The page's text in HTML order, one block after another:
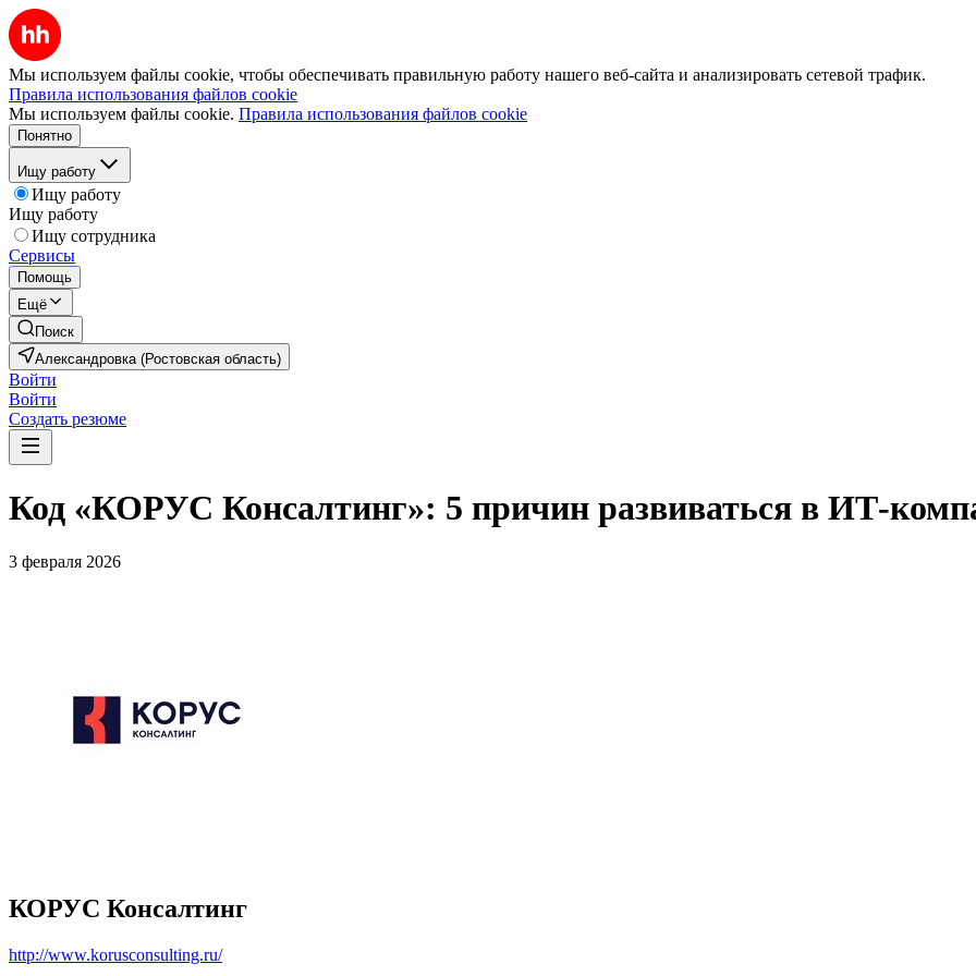
Мы используем файлы cookie, чтобы обеспечивать правильную работу нашего веб-сайта и анализировать сетевой трафик.
Правила использования файлов cookie
Мы используем файлы cookie. Правила использования файлов cookie
Понятно
Ищу работу
Ищу работу
Ищу работу
Ищу сотрудника
Сервисы
Помощь
Ещё
Поиск
Александровка (Ростовская область)
Войти
Войти
Создать резюме
Код «КОРУС Консалтинг»: 5 причин развиваться в ИТ-
3 февраля 2026
КОРУС Консалтинг
http://www.korusconsulting.ru/